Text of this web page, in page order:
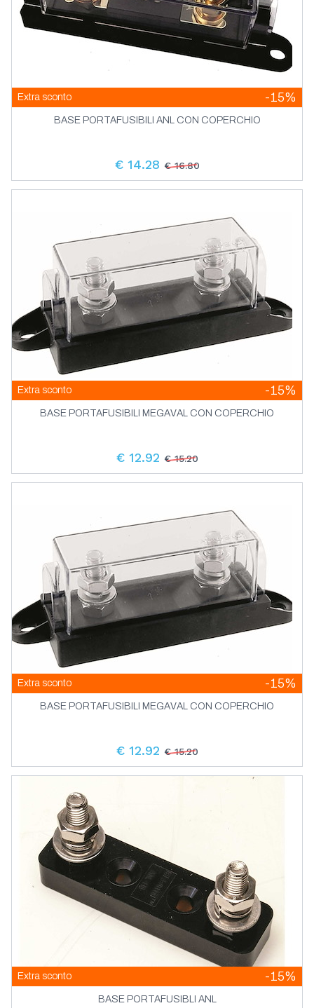
Extra sconto -15%
BASE PORTAFUSIBILI ANL CON COPERCHIO
€ 14.28 € 16.80
Extra sconto -15%
BASE PORTAFUSIBILI MEGAVAL CON COPERCHIO
€ 12.92 € 15.20
Extra sconto -15%
BASE PORTAFUSIBILI MEGAVAL CON COPERCHIO
€ 12.92 € 15.20
Extra sconto -15%
BASE PORTAFUSIBLI ANL